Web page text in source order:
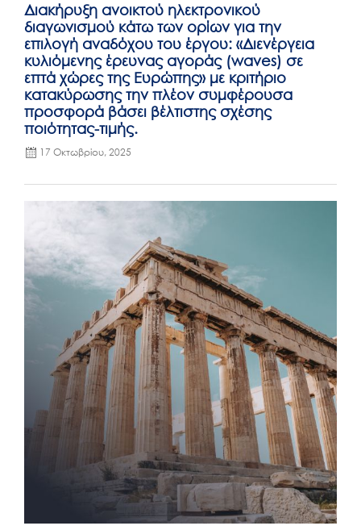
Διακήρυξη ανοικτού ηλεκτρονικού
διαγωνισμού κάτω των ορίων για την
επιλογή αναδόχου του έργου: «Διενέργεια
κυλιόμενης έρευνας αγοράς (waves) σε
επτά χώρες της Ευρώπης» με κριτήριο
κατακύρωσης την πλέον συμφέρουσα
προσφορά βάσει βέλτιστης σχέσης
ποιότητας-τιμής.
17 Οκτωβρίου, 2025